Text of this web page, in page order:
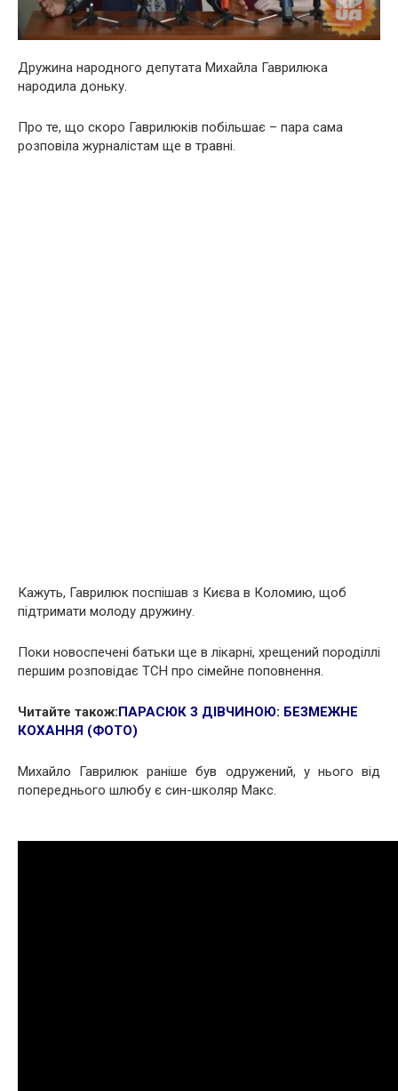
Дружина народного депутата Михайла Гаврилюка
народила доньку.
Про те, що скоро Гаврилюків побільшає – пара сама
розповіла журналістам ще в травні.
Кажуть, Гаврилюк поспішав з Києва в Коломию, щоб
підтримати молоду дружину.
Поки новоспечені батьки ще в лікарні, хрещений породіллі
першим розповідає ТСН про сімейне поповнення.
Читайте також:ПАРАСЮК З ДІВЧИНОЮ: БЕЗМЕЖНЕ
КОХАННЯ (ФОТО)
Михайло Гаврилюк раніше був одружений, у нього від
попереднього шлюбу є син-школяр Макс.